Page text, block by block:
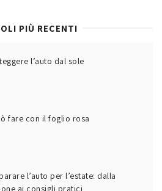
PIÙ RECENTI
l’auto dal sole
fare con il foglio rosa
l’auto per l’estate: dalla
ai consigli pratici